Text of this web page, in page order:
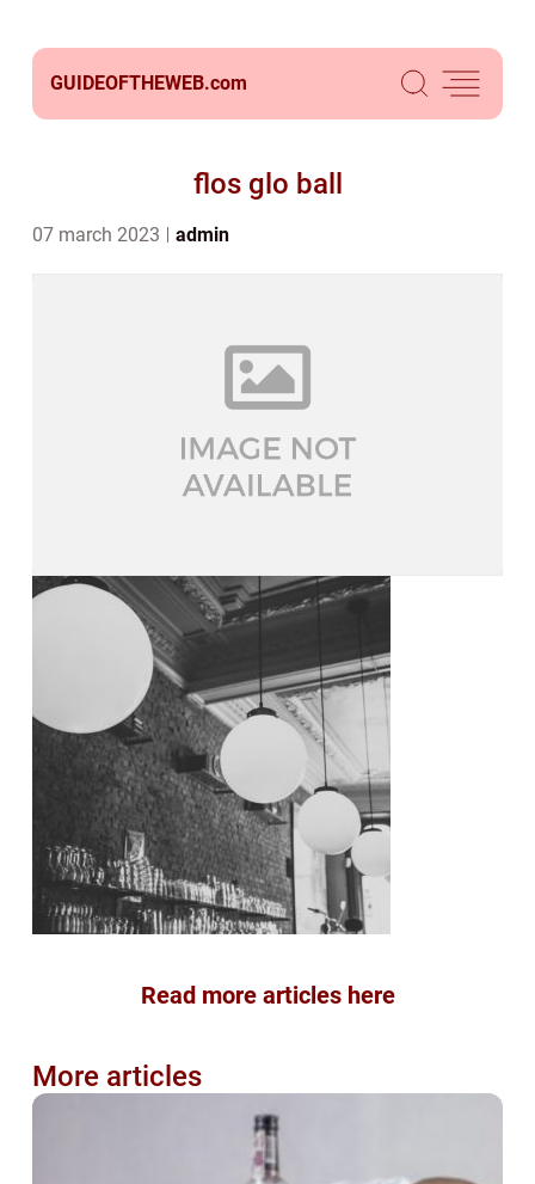
GUIDEOFTHEWEB.com
flos glo ball
07 march 2023 admin
Read more articles here
More articles